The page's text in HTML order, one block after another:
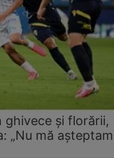
ghivece și florării,
„Nu mă